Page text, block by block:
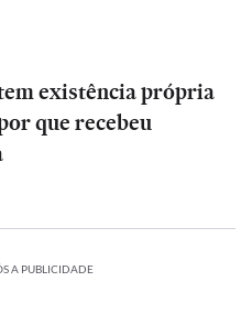
existência própria
que recebeu
A PUBLICIDADE